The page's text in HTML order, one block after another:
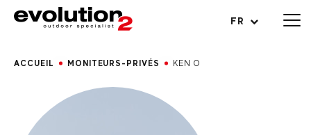
FR
Ouvrir le menu
ACCUEIL MONITEURS-PRIVÉS KEN O